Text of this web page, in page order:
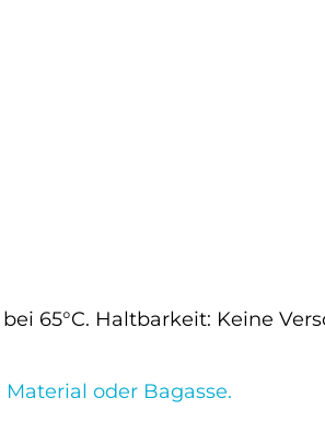
65°C. Haltbarkeit: Keine
oder Bagasse.